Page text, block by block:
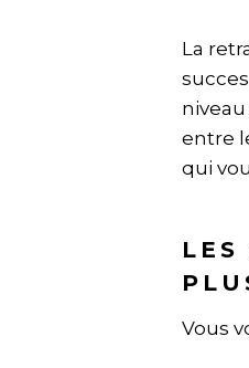
La
entre
qui
Vous